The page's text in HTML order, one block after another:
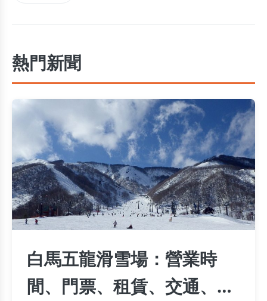
熱門新聞
白馬五龍滑雪場：營業時
間、門票、租賃、交通、美